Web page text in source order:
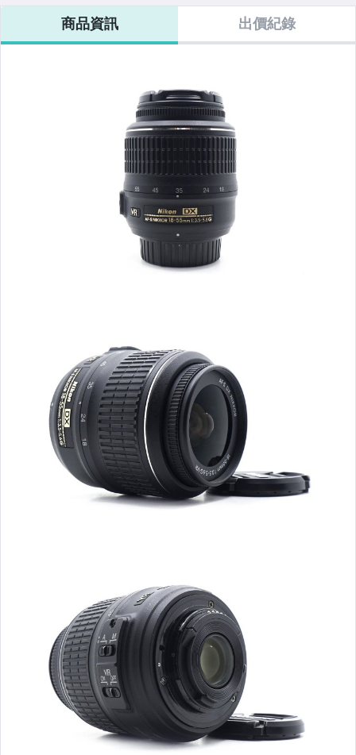
【APPLE】二手iPhone 17
【APPLE】二手iPhone 16 / Plus
【APPLE】二手iPhone 15 Pro / Max
【APPLE】二手iPhone 15 / Plus
【APPLE】二手iPhone 14 Pro/Max
【APPLE】二手iPhone 14 /Plus
【APPLE】二手iPhone 13 Pro/Max
【APPLE】二手iPhone 12 Pro/Max
【APPLE】二手iPhone 12 mini
【APPLE】二手iPhone 12
【APPLE】二手iPhone 11 Pro/Max
【APPLE】二手iPhone 11
【APPLE】二手iPhone SE2
【APPLE】二手iPhone 8/8 Plus
【APPLE】二手iPhone 7/7 Plus
【APPLE】二手iPhone SE
【APPLE】其他iPhone
二手 單眼鏡頭
旅遊鏡 #107847
VR 二手鏡頭
#102961
手鏡頭#98216
手 單眼鏡頭
#104563
商品資訊 出價紀錄